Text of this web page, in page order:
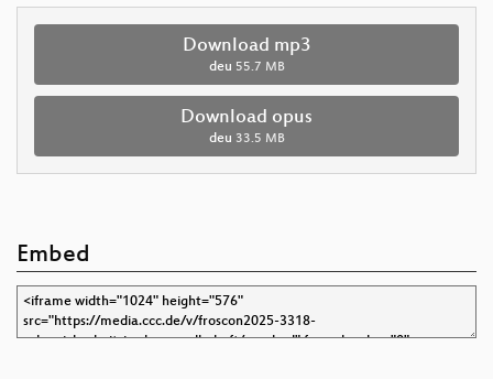
Download mp3
deu 55.7 MB
Download opus
deu 33.5 MB
Embed